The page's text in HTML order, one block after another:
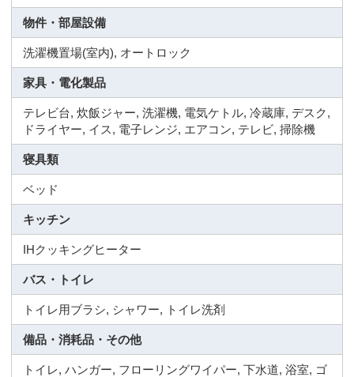
物件・部屋設備
洗濯機置場(室内), オートロック
家具・電化製品
テレビ台, 炊飯ジャー, 洗濯機, 電気ケトル, 冷蔵庫, デスク,
ドライヤー, イス, 電子レンジ, エアコン, テレビ, 掃除機
寝具類
ベッド
キッチン
IHクッキングヒーター
バス・トイレ
トイレ用ブラシ, シャワー, トイレ洗剤
備品・消耗品・その他
トイレ, ハンガー, フローリングワイパー, 下水道, 浴室, ゴ